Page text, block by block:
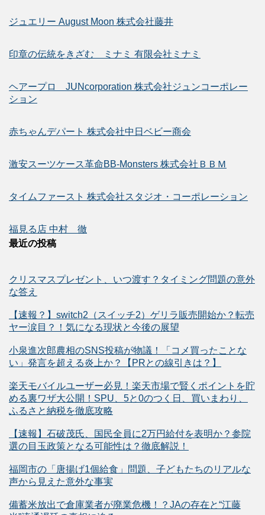
ジュエリー August Moon 株式会社藤井
印章の伝統をきざむ ミナミ 有限会社ミナミ
ヘアープロ JUNcorporation 株式会社ジュンコーポレー
ション
赤ちゃんデパート 株式会社中日ベビー商会
激安スーツケース革命BB-Monsters 株式会社ＢＢＭ
タイムファースト 株式会社スタジオ・コーポレーション
福見る店 中村 徹
最近の投稿
クリスマスプレゼント、いつ渡す？タイミング問題の意外
な答え
【速報？】switch2（スイッチ2）ゲリラ販売開始か？転売
ヤー涙目？！気になる現状と今後の展望
小泉進次郎農相のSNS投稿が物議！「コメ買ったことな
い」発言を超える炎上か？【PRとの線引きは？】
楽天モバイルユーザー必見！楽天市場で賢くポイントを貯
める裏ワザ大公開！SPU、5と0のつく日、買いまわり、
ふるさと納税を徹底攻略
【速報】石破茂氏、国民全員に2万円給付を表明か？参院
選の目玉政策となる可能性は？徹底解説！
福岡市の「唐揚げ1個給食」問題、子どもたちのリアルな
声から見えた意外な事実
備蓄米放出で倉庫業者が廃業危機！？JAの存在と“江藤